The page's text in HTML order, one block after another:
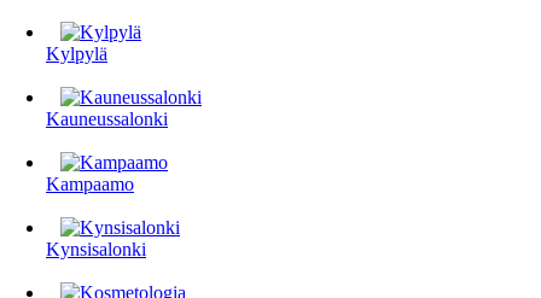
Kylpylä
Kauneussalonki
Kampaamo
Kynsisalonki